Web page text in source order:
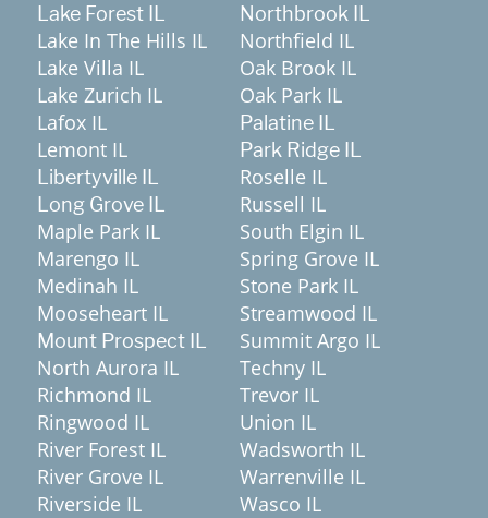
Lake Forest IL
Lake In The Hills IL
Lake Villa IL
Lake Zurich IL
Lafox IL
Lemont IL
Libertyville IL
Long Grove IL
Maple Park IL
Marengo IL
Medinah IL
Mooseheart IL
Mount Prospect IL
North Aurora IL
Richmond IL
Ringwood IL
River Forest IL
River Grove IL
Riverside IL
Northbrook IL
Northfield IL
Oak Brook IL
Oak Park IL
Palatine IL
Park Ridge IL
Roselle IL
Russell IL
South Elgin IL
Spring Grove IL
Stone Park IL
Streamwood IL
Summit Argo IL
Techny IL
Trevor IL
Union IL
Wadsworth IL
Warrenville IL
Wasco IL